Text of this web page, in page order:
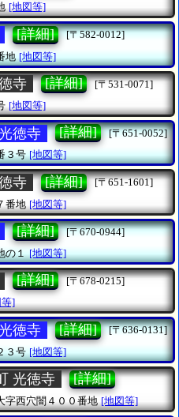
[地図等]
[詳細]
[〒582-0012]
地 [地図等]
寺 [詳細]
[〒531-0071]
[地図等]
徳寺 [詳細]
[〒651-0052]
３号 [地図等]
寺 [詳細]
[〒651-1601]
番地 [地図等]
[詳細]
[〒670-0944]
の１ [地図等]
[詳細]
[〒678-0215]
]
徳寺 [詳細]
[〒636-0131]
３号 [地図等]
光徳寺 [詳細]
字西穴闇４００番地 [地図等]